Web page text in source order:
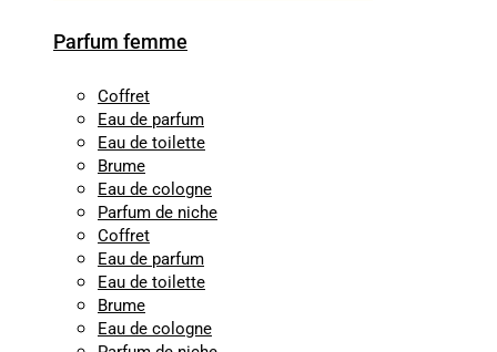
Parfum femme
Coffret
Eau de parfum
Eau de toilette
Brume
Eau de cologne
Parfum de niche
Coffret
Eau de parfum
Eau de toilette
Brume
Eau de cologne